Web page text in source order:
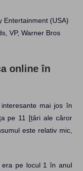
Entertainment (USA)
VP, Warner Bros
online în
mai jos în
pe 11 [țări ale căror
este relativ mic,
era pe locul 1 în anul